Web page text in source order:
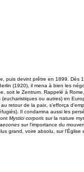
puis devint prêtre en 1899. Dès
(1920), il mena à bien les
soit le Zentrum. Rappelé à
ou autres) en
retour de la paix, s'efforça
Il condamna aussi les
Mystici corporis sur la nature
sur l'importance du
grand, voire absolu, sur l'Église